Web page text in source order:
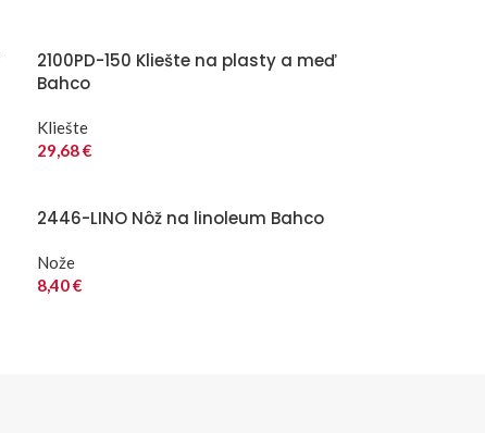
2100PD-150 Kliešte na plasty a meď
Bahco
Kliešte
29,68€
2446-LINO Nôž na linoleum Bahco
Nože
8,40€